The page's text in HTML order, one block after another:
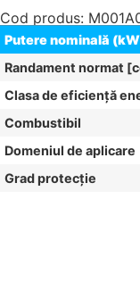
Cod produs:
Putere nominală
Randament normat
Clasa de eficiență
Combustibil
Domeniul de aplicare
Grad protecție